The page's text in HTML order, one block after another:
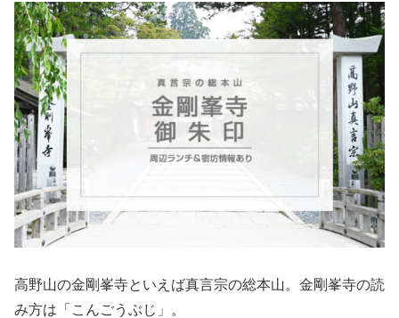
高野山の金剛峯寺といえば真言宗の総本山。金剛峯寺の読
み方は「こんごうぶじ」。